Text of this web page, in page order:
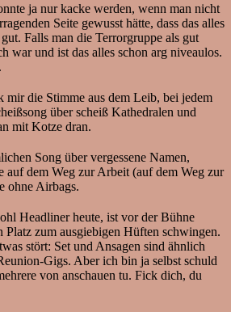
ja nur kacke werden, wenn man nicht
Seite gewusst hätte, dass das alles
Falls man die Terrorgruppe als gut
war und ist das alles schon arg niveaulos.
mir die Stimme aus dem Leib, bei jedem
über scheiß Kathedralen und
mit Kotze dran.
Song über vergessene Namen,
auf dem Weg zur Arbeit (auf dem Weg zur
ohne Airbags.
Headliner heute, ist vor der Bühne
Platz zum ausgiebigen Hüften schwingen.
stört: Set und Ansagen sind ähnlich
Gigs. Aber ich bin ja selbst schuld
von anschauen tu. Fick dich, du